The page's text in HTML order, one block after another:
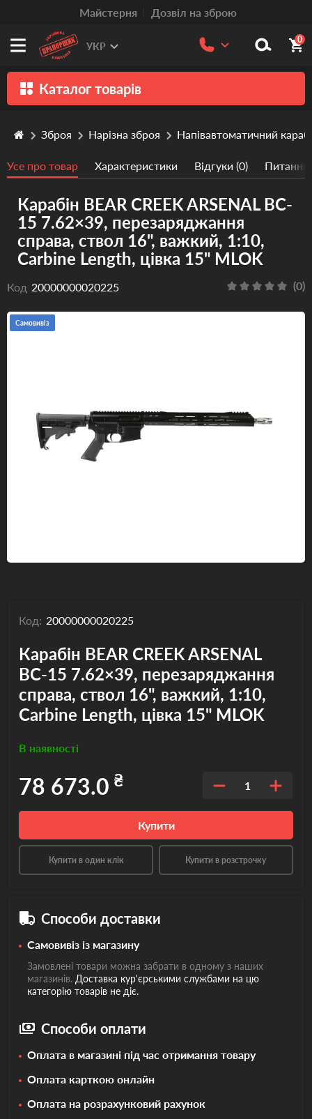
Mайстерня Дозвіл на зброю
УКР
0
Каталог товарів
Травматична зброя
Пістолети та револьвери
Оптика
Тюнінг
Аксесуари
Релоадінг патронів
Зброя Нарізна зброя Напівавтоматичний
Усе про товар Характеристики Відгуки (0)
Карабін BEAR CREEK ARSENAL BC-
15 7.62×39, перезаряджання
справа, ствол 16", важкий, 1:10,
Carbine Length, цівка 15" MLOK
Код 20000000020225 (0)
Самовивіз
Код: 20000000020225
Карабін BEAR CREEK ARSENAL
BC-15 7.62×39, перезаряджання
справа, ствол 16", важкий, 1:10,
Carbine Length, цівка 15" MLOK
В наявності
78 673.0 ₴ 1
Купити
Купити в один клік Купити в розстрочку
Способи доставки
Самовивіз із магазину
Замовлені товари можна забрати в одному з наших
магазинів. Доставка кур'єрськими службами на цю
категорію товарів не діє.
Способи оплати
Оплата в магазині під час отримання товару
Оплата карткою онлайн
Оплата на розрахунковий рахунок